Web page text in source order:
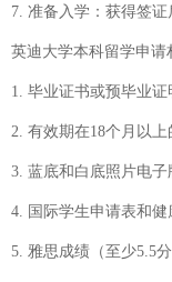
7. 准备入学：获得签证
英迪大学本科留学申请
1. 毕业证书或预毕业证
2. 有效期在18个月以上
3. 蓝底和白底照片电子
4. 国际学生申请表和健
5. 雅思成绩（至少5.5分